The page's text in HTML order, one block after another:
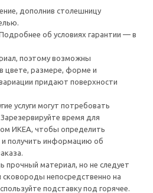
дополнив столешницу
об условиях гарантии — в
поэтому возможны
цвете, размере, форме и
придают поверхности
услуги могут потребовать
время для
ИКЕА, чтобы определить
получить информацию об
прочный материал, но не следует
сковороды непосредственно на
подставку под горячее.